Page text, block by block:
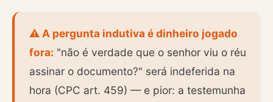
⚠️ A pergunta indutiva é dinheiro jogado
fora: "não é verdade que o senhor viu o réu
assinar o documento?" será indeferida na
hora (CPC art. 459) — e pior: a testemunha